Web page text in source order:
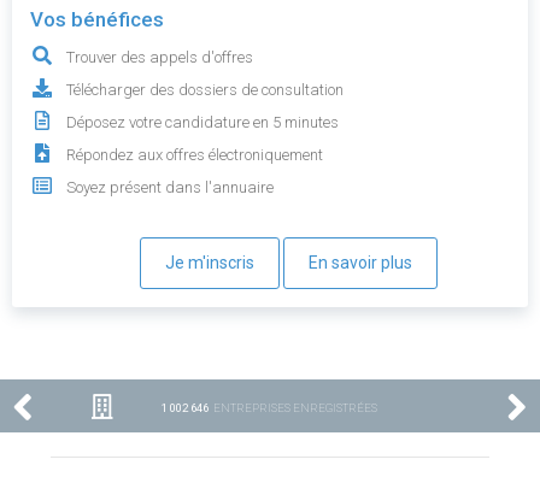
Vos bénéfices
Trouver des appels d'offres
Télécharger des dossiers de consultation
Déposez votre candidature en 5 minutes
Répondez aux offres électroniquement
Soyez présent dans l'annuaire
Je m'inscris En savoir plus
1 002 646 ENTREPRISES ENREGISTRÉES